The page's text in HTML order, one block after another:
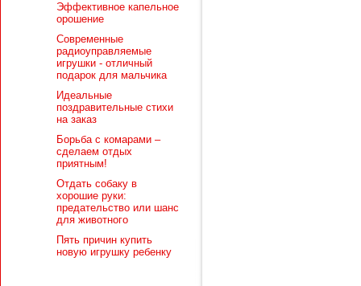
Эффективное капельное
орошение
Современные
радиоуправляемые
игрушки - отличный
подарок для мальчика
Идеальные
поздравительные стихи
на заказ
Борьба с комарами –
сделаем отдых
приятным!
Отдать собаку в
хорошие руки:
предательство или шанс
для животного
Пять причин купить
новую игрушку ребенку